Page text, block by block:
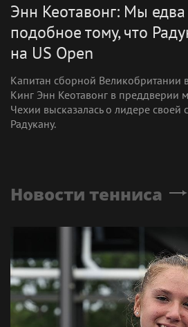
Энн Кеотавонг: Мы
подобное тому, что
на US Open
Капитан сборной Великобритании
Кинг Энн Кеотавонг в преддверии
Чехии высказалась о лидере
Радукану.
Новости тенниса